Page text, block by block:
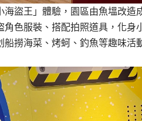
盜王」體驗，園區由魚塭改造
色服裝、搭配拍照道具，化身
撈海菜、烤蚵、釣魚等趣味活